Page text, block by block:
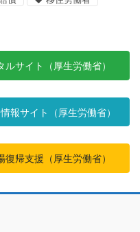
サイト（厚生労働省）
報サイト（厚生労働省）
帰支援（厚生労働省）